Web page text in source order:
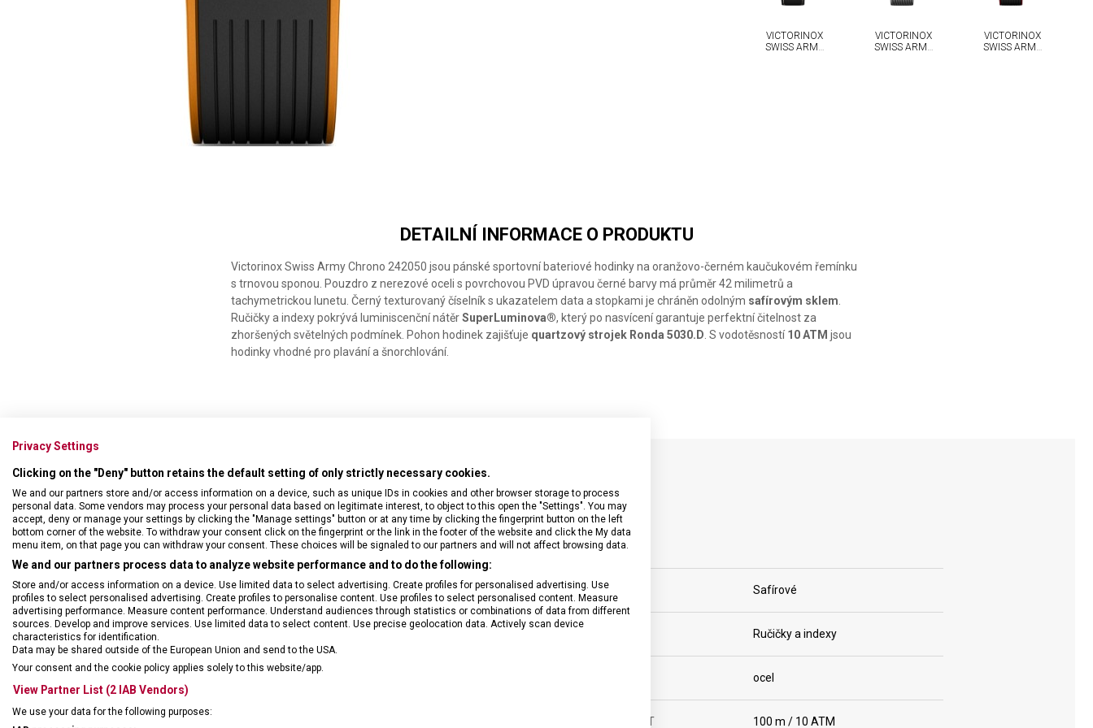
VICTORINOX
SWISS ARMY
VICTORINOX
SWISS ARMY
VICTORINOX
SWISS ARMY
DETAILNÍ INFORMACE O PRODUKTU
Victorinox Swiss Army Chrono 242050 jsou pánské sportovní bateriové hodinky na oranžovo-černém kaučukovém řemínku
s trnovou sponou. Pouzdro z nerezové oceli s povrchovou PVD úpravou černé barvy má průměr 42 milimetrů a
tachymetrickou lunetu. Černý texturovaný číselník s ukazatelem data a stopkami je chráněn odolným safírovým sklem.
Ručičky a indexy pokrývá luminiscenční nátěrSuperLuminova®, který po nasvícení garantuje perfektní čitelnost za
zhoršených světelných podmínek. Pohon hodinek zajišťuje quartzový strojek Ronda 5030.D. S vodotěsností10 ATM jsou
hodinky vhodné pro plavání a šnorchlování.
SPECIFIKACE PRODUKTU
VÝMĚNA BATERIE ZDARMA Ano
ZÁRUKA
TYP HODINEK
SKLO Safírové
Ručičky a indexy
ocel
VODOTĚSNOST 100 m / 10 ATM
Privacy Settings
Clicking on the "Deny" button retains the default setting of only strictly necessary cookies.
We and our partners store and/or access information on a device, such as unique IDs in cookies and other browser storage to process
personal data. Some vendors may process your personal data based on legitimate interest, to object to this open the "Settings". You may
accept, deny or manage your settings by clicking the "Manage settings" button or at any time by clicking the fingerprint button on the left
bottom corner of the website. To withdraw your consent click on the fingerprint or the link in the footer of the website and click the My data
menu item, on that page you can withdraw your consent. These choices will be signaled to our partners and will not affect browsing data.
We and our partners process data to analyze website performance and to do the following:
Store and/or access information on a device. Use limited data to select advertising. Create profiles for personalised advertising. Use
profiles to select personalised advertising. Create profiles to personalise content. Use profiles to select personalised content. Measure
advertising performance. Measure content performance. Understand audiences through statistics or combinations of data from different
sources. Develop and improve services. Use limited data to select content. Use precise geolocation data. Actively scan device
characteristics for identification.
Data may be shared outside of the European Union and send to the USA.
Your consent and the cookie policy applies solely to this website/app.
View Partner List (2 IAB Vendors)
We use your data for the following purposes: